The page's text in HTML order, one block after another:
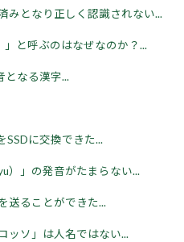
みとなり正しく認識されない...
と呼ぶのはなぜなのか？...
となる漢字...
SSDに交換できた...
）」の発音がたまらない...
送ることができた...
ッソ」は人名ではない...